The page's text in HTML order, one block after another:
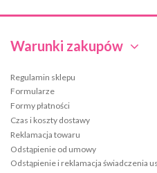
Warunki zakupów
Regulamin sklepu
Formularze
Formy płatności
Czas i koszty dostawy
Reklamacja towaru
Odstąpienie od umowy
Odstąpienie i reklamacja świadczenia